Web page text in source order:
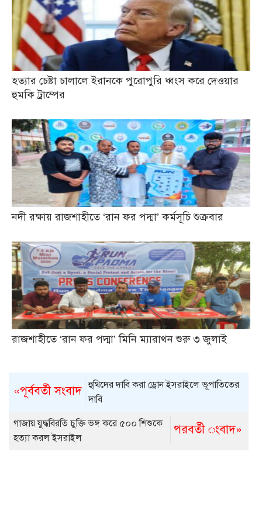
হত্যার চেষ্টা চালালে ইরানকে পুরোপুরি ধ্বংস করে দেওয়ার
হুমকি ট্রাম্পের
নদী রক্ষায় রাজশাহীতে ‘রান ফর পদ্মা’ কর্মসূচি শুক্রবার
রাজশাহীতে ‘রান ফর পদ্মা’ মিনি ম্যারাথন শুরু ৩ জুলাই
«পূর্ববর্তী সংবাদ হুথিদের দাবি করা ড্রোন ইসরাইলে ভূপাতিতের
দাবি
পরবর্তী ংবাদ»
গাজায় যুদ্ধবিরতি চুক্তি ভঙ্গ করে ৫০০ শিশুকে
হত্যা করল ইসরাইল